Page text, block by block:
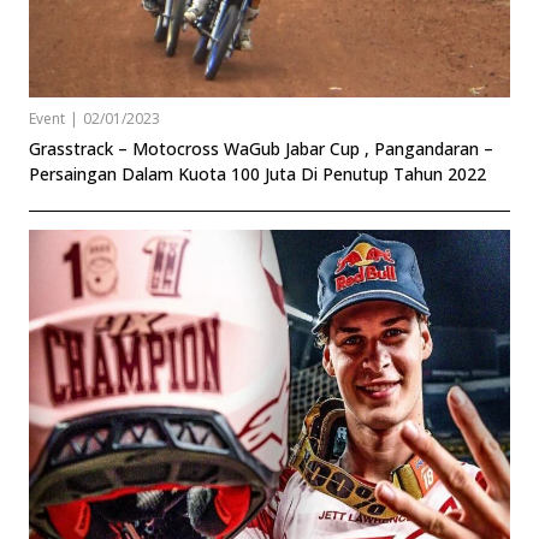
Event | 02/01/2023
Grasstrack – Motocross WaGub Jabar Cup , Pangandaran –
Persaingan Dalam Kuota 100 Juta Di Penutup Tahun 2022